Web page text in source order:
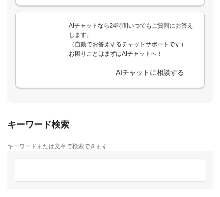
AIチャットなら24時間いつでもご質問にお答え
します。
（自動でお答えするチャットサポートです）
お困りごとはまずはAIチャットへ！
AIチャットに相談する
キーワード検索
キーワードまたは文章で検索できます